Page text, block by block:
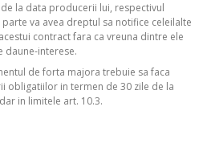
la data producerii lui, respectivul
va avea dreptul sa notifice celeilalte
contract fara ca vreuna dintre ele
daune-interese.
de forta majora trebuie sa faca
obligatiilor in termen de 30 zile de la
in limitele art. 10.3.